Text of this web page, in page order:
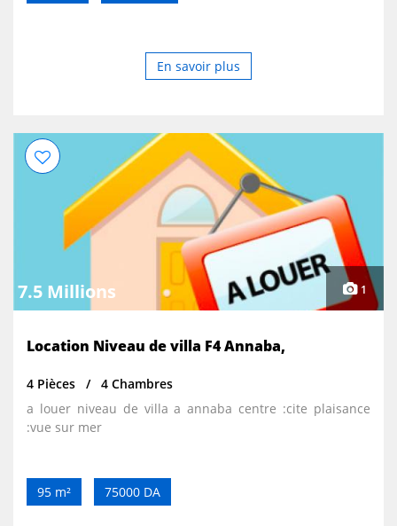
En savoir plus
7.5 Millions 1
Location Niveau de villa F4 Annaba,
4 Pièces
4 Chambres
a louer niveau de villa a annaba centre :cite plaisance
:vue sur mer
95 m² 75000 DA